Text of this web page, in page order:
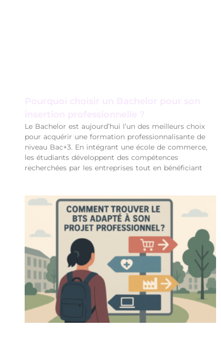
Pourquoi choisir un Bachelor pour son
insertion professionnelle ?
Le Bachelor est aujourd’hui l’un des meilleurs choix
pour acquérir une formation professionnalisante de
niveau Bac+3. En intégrant une école de commerce,
les étudiants développent des compétences
recherchées par les entreprises tout en bénéficiant